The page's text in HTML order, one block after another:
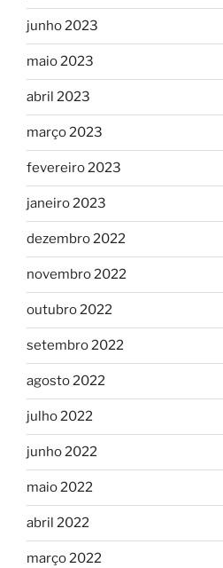
junho 2023
maio 2023
abril 2023
março 2023
fevereiro 2023
janeiro 2023
dezembro 2022
novembro 2022
outubro 2022
setembro 2022
agosto 2022
julho 2022
junho 2022
maio 2022
abril 2022
março 2022